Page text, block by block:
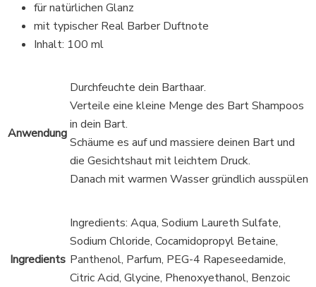
für natürlichen Glanz
mit typischer Real Barber Duftnote
Inhalt: 100 ml
Anwendung
Durchfeuchte dein Barthaar.
Verteile eine kleine Menge des Bart Shampoos
in dein Bart.
Schäume es auf und massiere deinen Bart und
die Gesichtshaut mit leichtem Druck.
Danach mit warmen Wasser gründlich ausspülen
Ingredients
Ingredients: Aqua, Sodium Laureth Sulfate,
Sodium Chloride, Cocamidopropyl Betaine,
Panthenol, Parfum, PEG-4 Rapeseedamide,
Citric Acid, Glycine, Phenoxyethanol, Benzoic